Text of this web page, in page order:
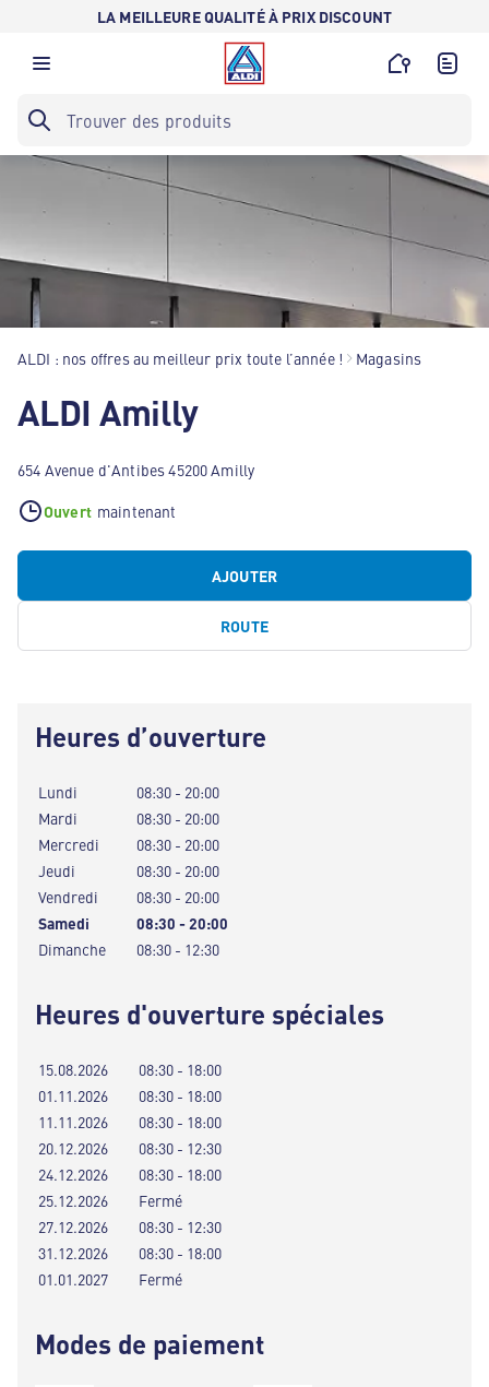
LA MEILLEURE QUALITÉ À PRIX DISCOUNT
ALDI : nos offres au meilleur prix toute l’année ! Magasins
ALDI Amilly
654 Avenue d'Antibes 45200 Amilly
Ouvert maintenant
AJOUTER
ROUTE
Heures d’ouverture
Lundi
08:30 - 20:00
Mardi
08:30 - 20:00
Mercredi
08:30 - 20:00
Jeudi
08:30 - 20:00
Vendredi
08:30 - 20:00
Samedi
08:30 - 20:00
Dimanche
08:30 - 12:30
Heures d'ouverture spéciales
15.08.2026
08:30 - 18:00
01.11.2026
08:30 - 18:00
11.11.2026
08:30 - 18:00
20.12.2026
08:30 - 12:30
24.12.2026
08:30 - 18:00
25.12.2026
Fermé
27.12.2026
08:30 - 12:30
31.12.2026
08:30 - 18:00
01.01.2027
Fermé
Modes de paiement